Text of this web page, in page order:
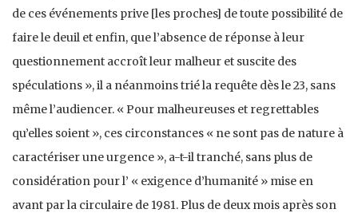
de ces événements prive [les proches] de toute possibilité de
faire le deuil et enfin, que l’absence de réponse à leur
questionnement accroît leur malheur et suscite des
spéculations », il a néanmoins trié la requête dès le 23, sans
même l’audiencer. « Pour malheureuses et regrettables
qu’elles soient », ces circonstances « ne sont pas de nature à
caractériser une urgence », a-t-il tranché, sans plus de
considération pour l’ « exigence d’humanité » mise en
avant par la circulaire de 1981. Plus de deux mois après son